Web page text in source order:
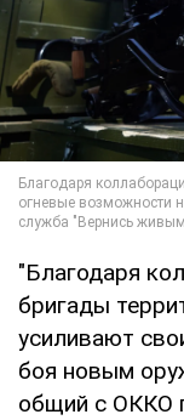
"Благодаря
бригады
усиливают
боя новым
общий с ОККО